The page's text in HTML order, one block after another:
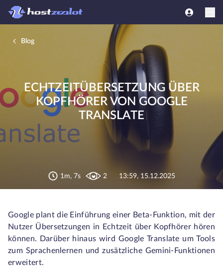
Blog
ECHTZEITÜBERSETZUNG ÜBER
KOPFHÖRER VON GOOGLE
TRANSLATE
1m, 7s 2 13:59, 15.12.2025
Google plant die Einführung einer Beta-Funktion, mit der
Nutzer Übersetzungen in Echtzeit über Kopfhörer hören
können. Darüber hinaus wird Google Translate um Tools
zum Sprachenlernen und zusätzliche Gemini-Funktionen
erweitert.